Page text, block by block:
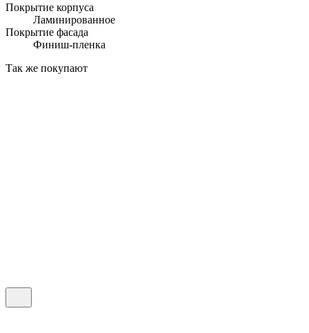
Покрытие корпуса
Ламинированное
Покрытие фасада
Финиш-пленка
Так же покупают